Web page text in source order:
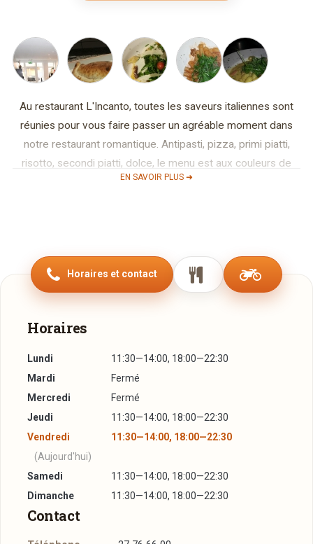
EN SAVOIR PLUS ➜
Au restaurant L'Incanto, toutes les saveurs italiennes sont
réunies pour vous faire passer un agréable moment dans
notre restaurant romantique. Antipasti, pizza, primi piatti,
risotto, secondi piatti, dolce, le menu est aux couleurs de
l'Italie: copieux et gourmand, préparé pour tous les
buffala ou le jambon de parme de 24 mois d'affinage en
passant par une huile d'olive d'exception sont là pour en
témoigner. Restaurant tendance, L'Incanto est un endroit
Que cela soit pour prendre un verre au bar, profiter du plat
du jour ou déguster un plat à la carte, ce restaurant propose
des formules pour tous les budgets et pour toutes les
Horaires et contact
Horaires
Lundi
11:30—14:00, 18:00—22:30
Mardi
Fermé
Mercredi
Fermé
Jeudi
11:30—14:00, 18:00—22:30
Vendredi
11:30—14:00, 18:00—22:30
(Aujourd'hui)
Samedi
11:30—14:00, 18:00—22:30
Dimanche
11:30—14:00, 18:00—22:30
Contact